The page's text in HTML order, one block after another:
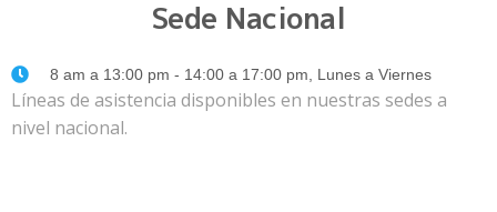
Sede Nacional
8 am a 13:00 pm - 14:00 a 17:00 pm, Lunes a Viernes
Líneas de asistencia disponibles en nuestras sedes a
nivel nacional.